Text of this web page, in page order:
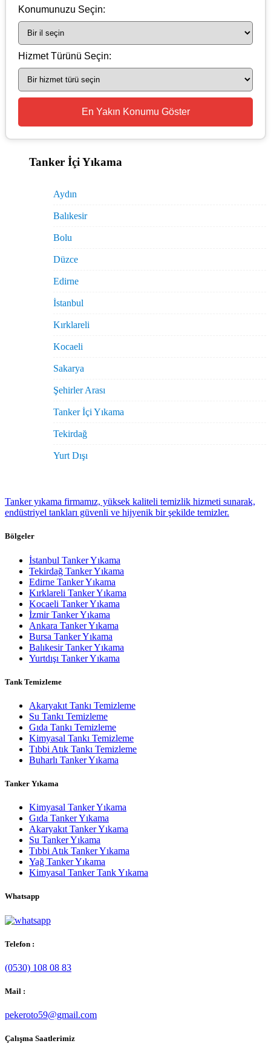
Konumunuzu Seçin:
Hizmet Türünü Seçin:
En Yakın Konumu Göster
Tanker İçi Yıkama
Aydın
Balıkesir
Bolu
Düzce
Edirne
İstanbul
Kırklareli
Kocaeli
Sakarya
Şehirler Arası
Tanker İçi Yıkama
Tekirdağ
Yurt Dışı
Tanker yıkama firmamız, yüksek kaliteli temizlik hizmeti sunarak,
endüstriyel tankları güvenli ve hijyenik bir şekilde temizler.
Bölgeler
İstanbul Tanker Yıkama
Tekirdağ Tanker Yıkama
Edirne Tanker Yıkama
Kırklareli Tanker Yıkama
Kocaeli Tanker Yıkama
İzmir Tanker Yıkama
Ankara Tanker Yıkama
Bursa Tanker Yıkama
Balıkesir Tanker Yıkama
Yurtdışı Tanker Yıkama
Tank Temizleme
Akaryakıt Tankı Temizleme
Su Tankı Temizleme
Gıda Tankı Temizleme
Kimyasal Tankı Temizleme
Tıbbi Atık Tankı Temizleme
Buharlı Tanker Yıkama
Tanker Yıkama
Kimyasal Tanker Yıkama
Gıda Tanker Yıkama
Akaryakıt Tanker Yıkama
Su Tanker Yıkama
Tıbbi Atık Tanker Yıkama
Yağ Tanker Yıkama
Kimyasal Tanker Tank Yıkama
Whatsapp
Telefon :
(0530) 108 08 83
Mail :
pekeroto59@gmail.com
Çalışma Saatlerimiz